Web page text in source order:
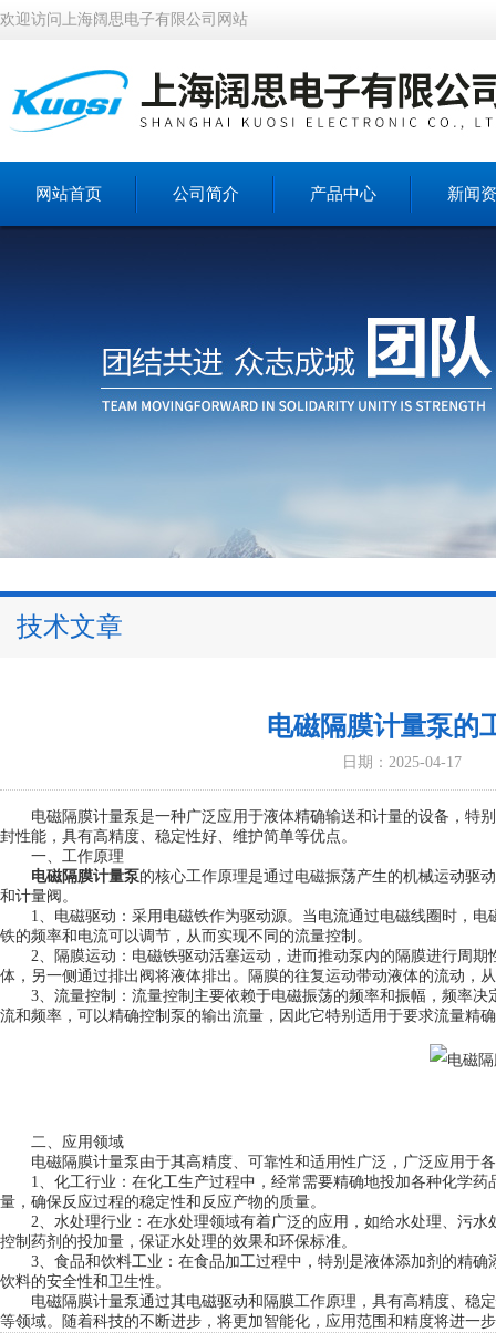
欢迎访问上海阔思电子有限公司网站
网站首页 公司简介 产品中心 新闻
技术文章
电磁隔膜计量泵的
日期：2025-04-17
电磁隔膜计量泵是一种广泛应用于液体精确输送和计量的设备，特
封性能，具有高精度、稳定性好、维护简单等优点。
一、工作原理
电磁隔膜计量泵的核心工作原理是通过电磁振荡产生的机械运动驱
和计量阀。
1、电磁驱动：采用电磁铁作为驱动源。当电流通过电磁线圈时，电
铁的频率和电流可以调节，从而实现不同的流量控制。
2、隔膜运动：电磁铁驱动活塞运动，进而推动泵内的隔膜进行周期
体，另一侧通过排出阀将液体排出。隔膜的往复运动带动液体的流动，
3、流量控制：流量控制主要依赖于电磁振荡的频率和振幅，频率决
流和频率，可以精确控制泵的输出流量，因此它特别适用于要求流量精
二、应用领域
电磁隔膜计量泵由于其高精度、可靠性和适用性广泛，广泛应用于
1、化工行业：在化工生产过程中，经常需要精确地投加各种化学药
量，确保反应过程的稳定性和反应产物的质量。
2、水处理行业：在水处理领域有着广泛的应用，如给水处理、污水
控制药剂的投加量，保证水处理的效果和环保标准。
3、食品和饮料工业：在食品加工过程中，特别是液体添加剂的精确
饮料的安全性和卫生性。
电磁隔膜计量泵通过其电磁驱动和隔膜工作原理，具有高精度、稳
等领域。随着科技的不断进步，将更加智能化，应用范围和精度将进一